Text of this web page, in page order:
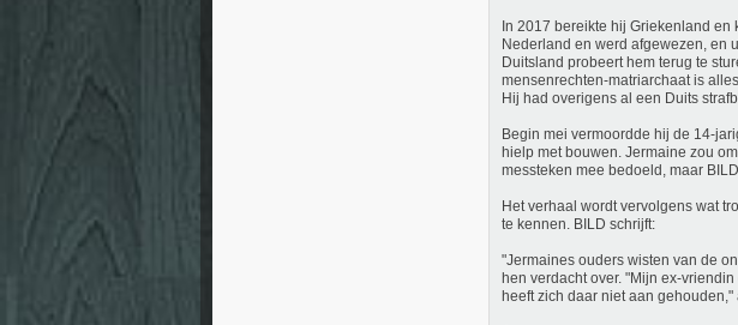
In 2017 bereikte hij Griekenland
Nederland en werd afgewezen, en
Duitsland probeert hem terug te
mensenrechten-matriarchaat is
Hij had overigens al een Duits
Begin mei vermoordde hij de 14-
hielp met bouwen. Jermaine zou
messteken mee bedoeld, maar
Het verhaal wordt vervolgens wat
te kennen. BILD schrijft:
"Jermaines ouders wisten van de
hen verdacht over. "Mijn ex-
heeft zich daar niet aan